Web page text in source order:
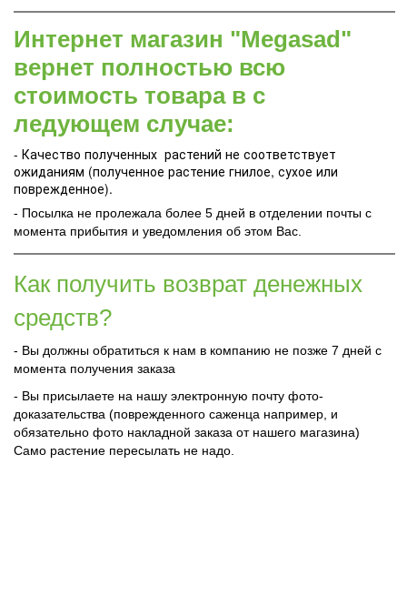
Интернет магазин "Megasad"
вернет полностью всю
стоимость товара в с
ледующем случае:
- Качество полученных растений не соответствует
ожиданиям (полученное растение гнилое, сухое или
поврежденное).
- Посылка не пролежала более 5 дней в отделении почты с
момента прибытия и уведомления об этом Вас.
Как получить возврат денежных
средств?
- Вы должны обратиться к нам в компанию не позже 7 дней с
момента получения заказа
- Вы присылаете на нашу электронную почту фото-
доказательства (поврежденного саженца например, и
обязательно фото накладной заказа от нашего магазина)
Само растение пересылать не надо.